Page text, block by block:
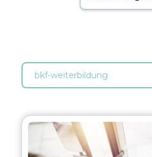
bkf-weiterbildung